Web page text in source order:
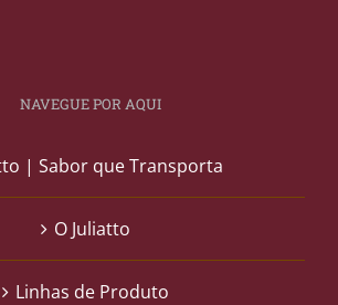
NAVEGUE POR AQUI
| Sabor que Transporta
O Juliatto
Linhas de Produto